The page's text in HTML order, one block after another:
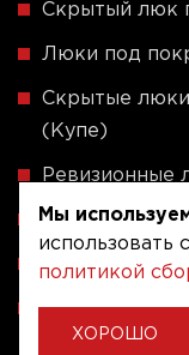
Скрытый люк
Люки под
Скрытые
(Купе)
Ревизионные
Напольные
Рассчитать
Алюминиевые
(присоска)
Мы
использовать
политикой
ХОРОШО